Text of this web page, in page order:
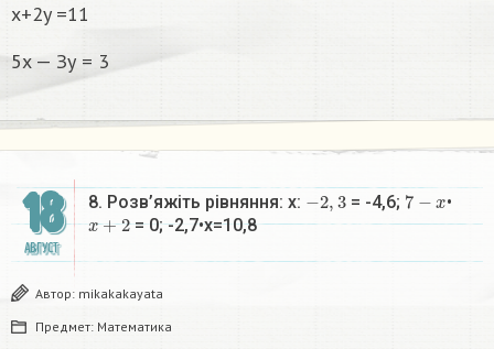
x+2y =11
5x — Зу = 3
18
АВГУСТ
8. Розв’яжіть рівняння: x: −2,3 = -4,6; 7−x •
2 = 0; -2,7•x=10,8​
Автор: mikakakayata
Предмет: Математика